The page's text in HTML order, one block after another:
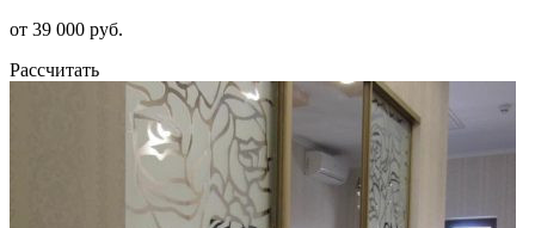
от 39 000 руб.
Рассчитать